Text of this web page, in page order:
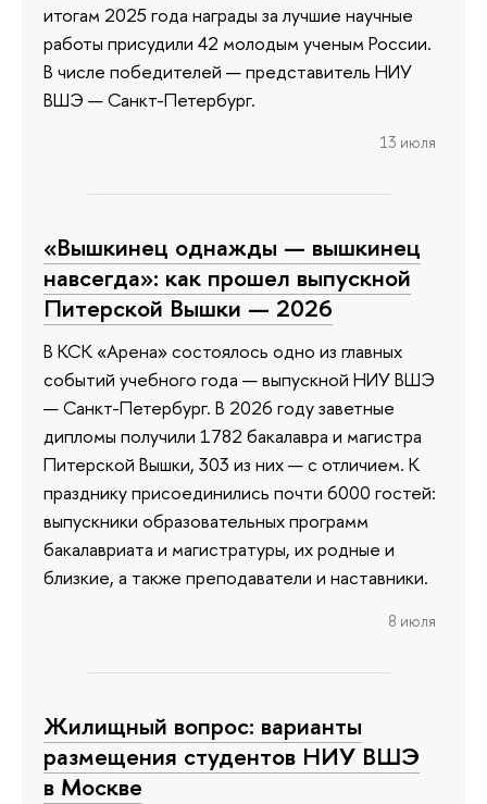
итогам 2025 года награды за лучшие научные
работы присудили 42 молодым ученым России.
В числе победителей — представитель НИУ
ВШЭ — Санкт-Петербург.
13 июля
«Вышкинец однажды — вышкинец
навсегда»: как прошел выпускной
Питерской Вышки — 2026
В КСК «Арена» состоялось одно из главных
событий учебного года — выпускной НИУ ВШЭ
— Санкт-Петербург. В 2026 году заветные
дипломы получили 1782 бакалавра и магистра
Питерской Вышки, 303 из них — с отличием. К
празднику присоединились почти 6000 гостей:
выпускники образовательных программ
бакалавриата и магистратуры, их родные и
близкие, а также преподаватели и наставники.
8 июля
Жилищный вопрос: варианты
размещения студентов НИУ ВШЭ
в Москве